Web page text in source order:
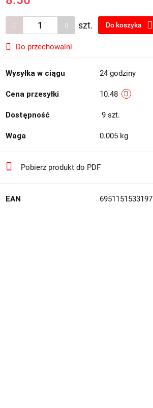
szt. Do koszyka
Do przechowalni
Wysyłka w ciągu 24 godziny
Cena przesyłki 10.48
Dostępność 9 szt.
Waga 0.005 kg
Pobierz produkt do PDF
EAN 6951151533197